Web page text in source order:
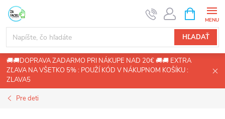
Prejsť
obsah
HĽADAŤ
KOŠÍK
🚚🚚DOPRAVA ZADARMO PRI NÁKUPE NAD 20€ 🚚🚚 EXTRA
ZĽAVA NA VŠETKO 5% : POUŽÍ KÓD V NÁKUPNOM KOŠÍKU :
ZLAVA5
Pre deti